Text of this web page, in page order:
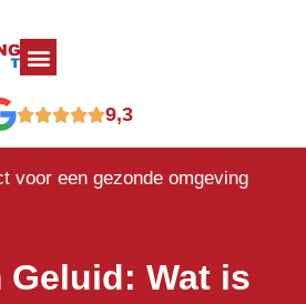
9,3
voor een gezonde omgeving
Geluid: Wat is